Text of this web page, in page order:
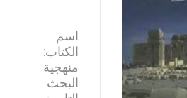
اسم
الكتاب:
منهجية
البحث